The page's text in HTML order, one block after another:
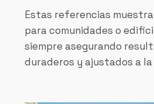
Estas referencias
para comunidades o
siempre asegurando
duraderos y ajustados a